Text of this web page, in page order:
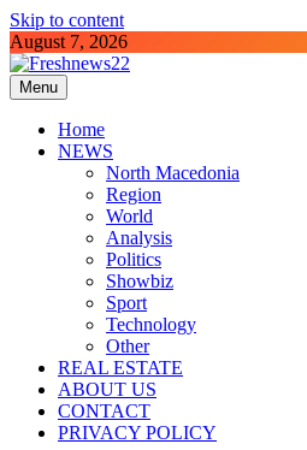
Skip to content
August 7, 2026
Freshnews22
Best News Website in North Macedonia
Menu
Home
NEWS
North Macedonia
Region
World
Analysis
Politics
Showbiz
Sport
Technology
Other
REAL ESTATE
ABOUT US
CONTACT
PRIVACY POLICY